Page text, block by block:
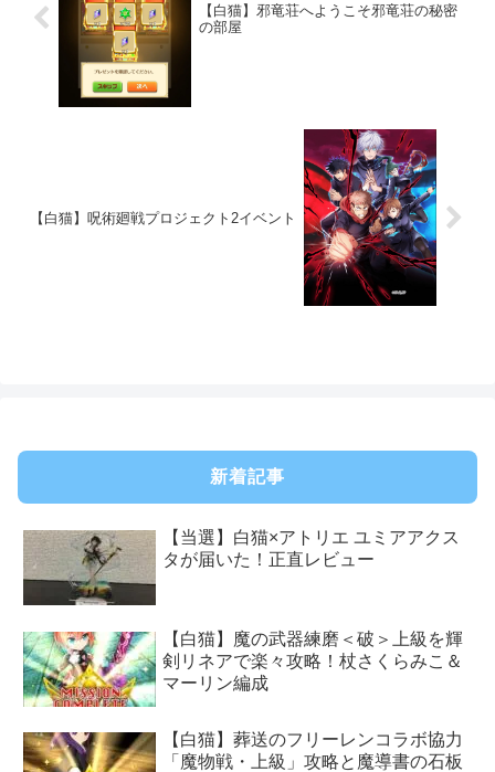
【白猫】邪竜荘へようこそ邪竜荘の秘密
の部屋
【白猫】呪術廻戦プロジェクト2イベント
新着記事
【当選】白猫×アトリエ ユミアアクス
タが届いた！正直レビュー
【白猫】魔の武器練磨＜破＞上級を輝
剣リネアで楽々攻略！杖さくらみこ＆
マーリン編成
【白猫】葬送のフリーレンコラボ協力
「魔物戦・上級」攻略と魔導書の石板